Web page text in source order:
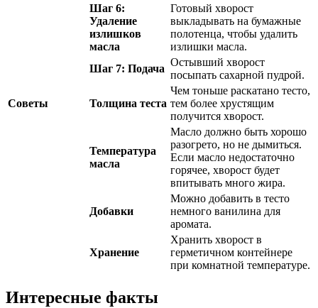
Шаг 6:
Удаление
излишков
масла
Готовый хворост
выкладывать на бумажные
полотенца, чтобы удалить
излишки масла.
Шаг 7: Подача
Остывший хворост
посыпать сахарной пудрой.
Советы Толщина теста
Чем тоньше раскатано тесто,
тем более хрустящим
получится хворост.
Температура
масла
Масло должно быть хорошо
разогрето, но не дымиться.
Если масло недостаточно
горячее, хворост будет
впитывать много жира.
Добавки
Можно добавить в тесто
немного ванилина для
аромата.
Хранение
Хранить хворост в
герметичном контейнере
при комнатной температуре.
Интересные факты